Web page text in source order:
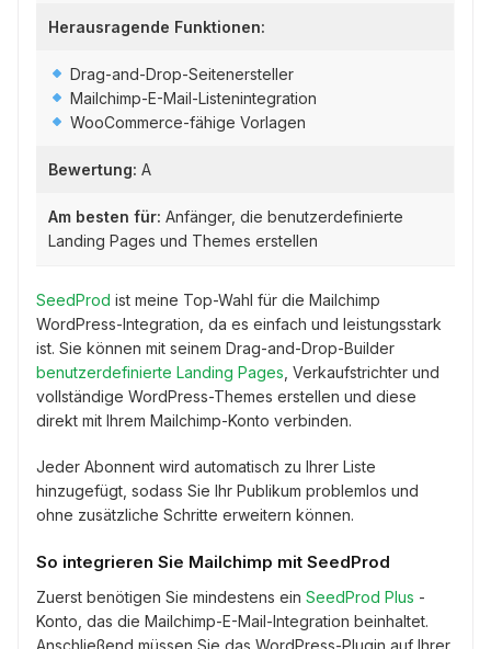
Herausragende Funktionen:
Drag-and-Drop-Seitenersteller
Mailchimp-E-Mail-Listenintegration
WooCommerce-fähige Vorlagen
Bewertung: A
Am besten für: Anfänger, die benutzerdefinierte
Landing Pages und Themes erstellen
SeedProd ist meine Top-Wahl für die Mailchimp
WordPress-Integration, da es einfach und leistungsstark
ist. Sie können mit seinem Drag-and-Drop-Builder
benutzerdefinierte Landing Pages , Verkaufstrichter und
vollständige WordPress-Themes erstellen und diese
direkt mit Ihrem Mailchimp-Konto verbinden.
Jeder Abonnent wird automatisch zu Ihrer Liste
hinzugefügt, sodass Sie Ihr Publikum problemlos und
ohne zusätzliche Schritte erweitern können.
So integrieren Sie Mailchimp mit SeedProd
Zuerst benötigen Sie mindestens ein SeedProd Plus -
Konto, das die Mailchimp-E-Mail-Integration beinhaltet.
Anschließend müssen Sie das WordPress-Plugin auf Ihrer